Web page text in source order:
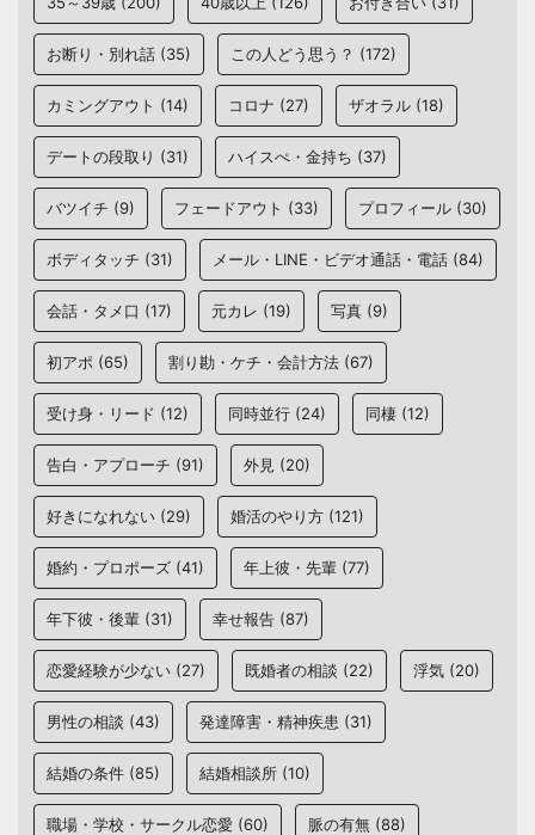
お断り・別れ話 (35) この人どう思う？ (172)
カミングアウト (14) コロナ (27) ザオラル (18)
デートの段取り (31) ハイスぺ・金持ち (37)
バツイチ (9) フェードアウト (33) プロフィール (30)
ボディタッチ (31) メール・LINE・ビデオ通話・電話 (84)
会話・タメ口 (17) 元カレ (19) 写真 (9)
初アポ (65) 割り勘・ケチ・会計方法 (67)
受け身・リード (12) 同時並行 (24) 同棲 (12)
告白・アプローチ (91) 外見 (20)
好きになれない (29) 婚活のやり方 (121)
婚約・プロポーズ (41) 年上彼・先輩 (77)
年下彼・後輩 (31) 幸せ報告 (87)
恋愛経験が少ない (27) 既婚者の相談 (22) 浮気 (20)
男性の相談 (43) 発達障害・精神疾患 (31)
結婚の条件 (85) 結婚相談所 (10)
職場・学校・サークル恋愛 (60) 脈の有無 (88)